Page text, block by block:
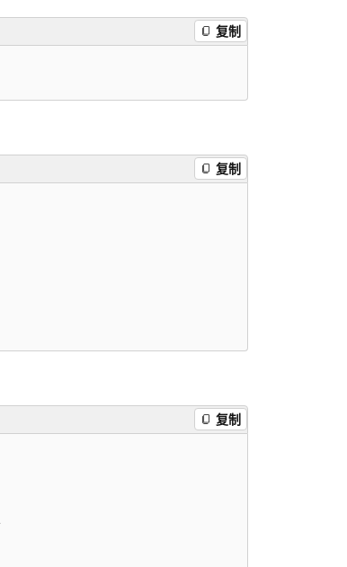
复制
复制
复制